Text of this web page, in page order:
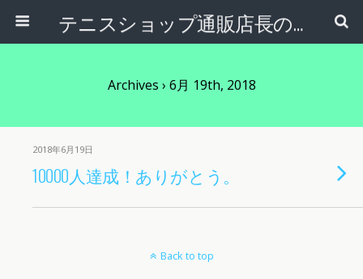
テニスショップ通販店長のブログ＠テニスショップLAFINO 西山克久
Archives › 6月 19th, 2018
2018年6月19日
10000人達成！ありがとう。
Back to top